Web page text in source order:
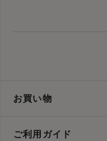
お買い物
ご利用ガイド